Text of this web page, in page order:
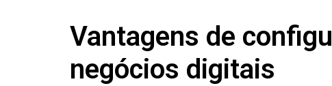
Vantagens de
negócios digitais